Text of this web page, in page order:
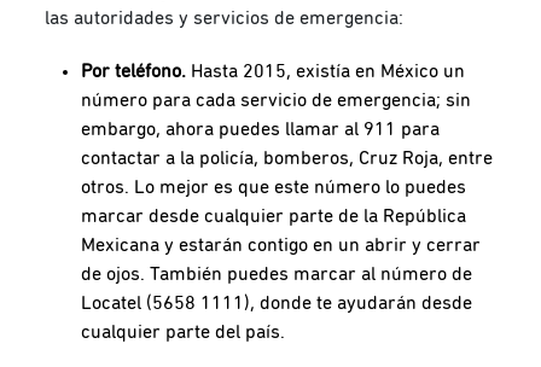
las autoridades y servicios de emergencia:
Por teléfono. Hasta 2015, existía en México un
número para cada servicio de emergencia; sin
embargo, ahora puedes llamar al 911 para
contactar a la policía, bomberos, Cruz Roja, entre
otros. Lo mejor es que este número lo puedes
marcar desde cualquier parte de la República
Mexicana y estarán contigo en un abrir y cerrar
de ojos. También puedes marcar al número de
Locatel (5658 1111), donde te ayudarán desde
cualquier parte del país.